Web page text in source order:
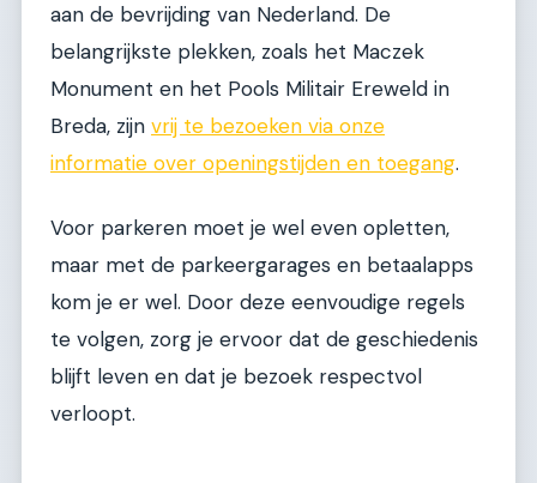
aan de bevrijding van Nederland. De
belangrijkste plekken, zoals het Maczek
Monument en het Pools Militair Ereweld in
Breda, zijn vrij te bezoeken via onze
informatie over openingstijden en toegang.
Voor parkeren moet je wel even opletten,
maar met de parkeergarages en betaalapps
kom je er wel. Door deze eenvoudige regels
te volgen, zorg je ervoor dat de geschiedenis
blijft leven en dat je bezoek respectvol
verloopt.